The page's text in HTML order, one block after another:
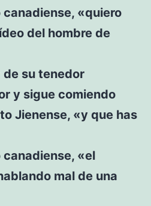
«quiero
del hombre de
de su tenedor
y sigue comiendo
Jienense, «y que has
«el
mal de una